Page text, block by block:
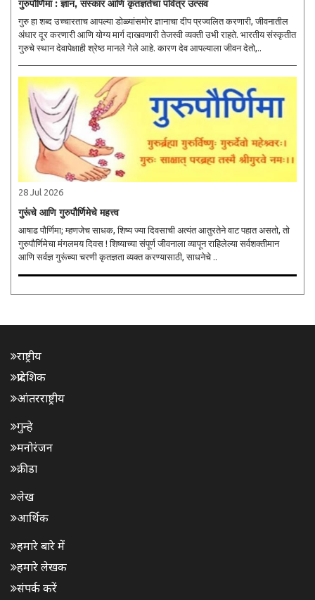
गुरुपौर्णिमा : ज्ञान, संस्कार आणि कृतज्ञतेचा पवित्र उत्सव
गुरु हा शब्द उच्चारताच आपल्या डोळ्यांसमोर ज्ञानाचा दीप प्रज्वलित करणारी, जीवनातील
अंधार दूर करणारी आणि योग्य मार्ग दाखवणारी तेजस्वी व्यक्ती उभी राहते. भारतीय संस्कृतीत
गुरुचे स्थान देवापेक्षाही श्रेष्ठ मानले गेले आहे. कारण देव आपल्याला जीवन देतो,..
28 Jul 2026
गुरूंचे आणि गुरुपौर्णिमेचे महत्त्व
आषाढ पौर्णिमा; म्‍हणजेच साधक, शिष्‍य ज्‍या दिवसाची अत्‍यंत आतुरतेने वाट पहात असतो, तो
गुरुपौर्णिमेचा मंगलमय दिवस ! शिष्‍याच्‍या संपूर्ण जीवनाला व्‍यापून राहिलेल्‍या सर्वशक्‍तीमान
आणि सर्वज्ञ गुरूंच्‍या चरणी कृतज्ञता व्‍यक्‍त करण्‍यासाठी, साधनेचे ..
राष्ट्रीय
प्रादेशिक
आंतरराष्ट्रीय
गुन्हे
मनोरंजन
क्रीडा
लेख
आर्थिक
हमारे बारे में
हमारे लेखक
संपर्क करें